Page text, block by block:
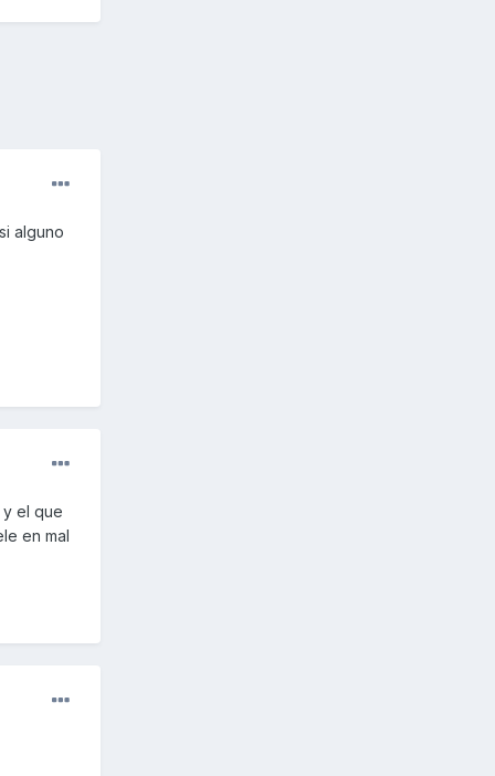
alguno
el que
en mal